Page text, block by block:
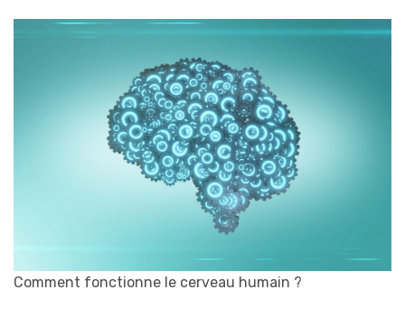
Comment fonctionne le cerveau humain ?